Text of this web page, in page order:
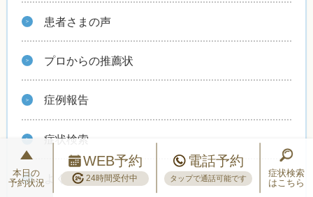
患者さまの声
プロからの推薦状
症例報告
症状検索
よくいただくご質問
本日の
予約状況
WEB予約
24時間受付中
電話予約
タップで通話可能です
症状検索
はこちら